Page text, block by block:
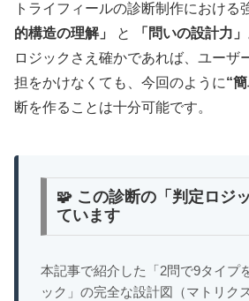
トライフィールの診断制作における
的構造の理解」
と 「問いの設計力」
ロジックさえ確かであれば、ユーザ
担をかけなくても、今回のように“
断を作ることは十分可能です。
🧩 この診断の「判定ロジ
ています
本記事で紹介した「2問で9タイプ
ック」の完全な設計図（マトリク